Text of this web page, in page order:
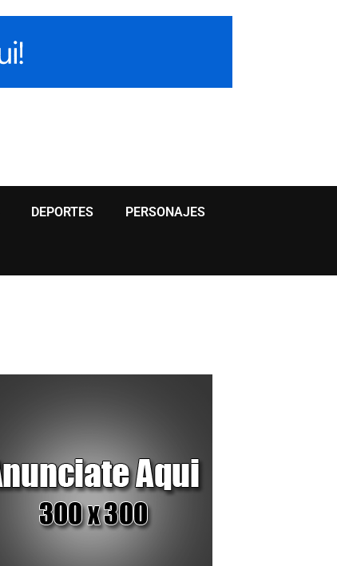
DEPORTES PERSONAJES